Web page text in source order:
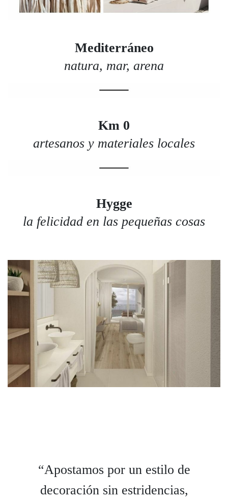
Mediterráneo
natura, mar, arena
Km 0
artesanos y materiales locales
Hygge
la felicidad en las pequeñas cosas
“Apostamos por un estilo de
decoración sin estridencias,